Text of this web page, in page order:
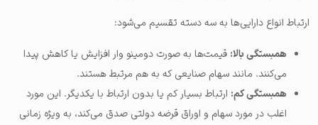
ارتباط انواع دارایی‌ها به سه دسته تقسیم می‌شود:
همبستگی بالا: قیمت‌ها به صورت دومینو وار افزایش یا کاهش پیدا
می‌کنند. مانند سهام صنایعی که به هم مرتبط هستند.
همبستگی کم: ارتباط بسیار کم یا بدون ارتباط با یکدیگر. این مورد
اغلب در مورد سهام و اوراق قرضه دولتی صدق می‌کند، به ویژه زمانی